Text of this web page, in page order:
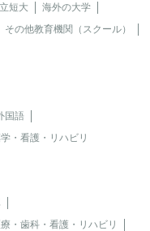
短大
海外の大学
その他教育機関（スクール）
国語
・看護・リハビリ
・歯科・看護・リハビリ